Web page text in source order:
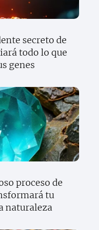
secreto de
todo lo que
genes
proceso de
tu
naturaleza